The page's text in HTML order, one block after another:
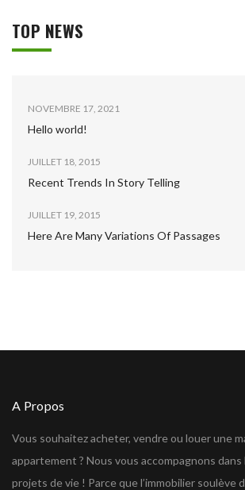
TOP NEWS
NOVEMBRE 17, 2021
Hello world!
JUILLET 18, 2015
Recent Trends In Story Telling
JUILLET 19, 2015
Here Are Many Variations Of Passages
A Propos
Vous souhaitez acheter, vendre ou louer une
appartement ? Nous vous accompagnons
projets de vie ! Parce que l’immobilier soulève